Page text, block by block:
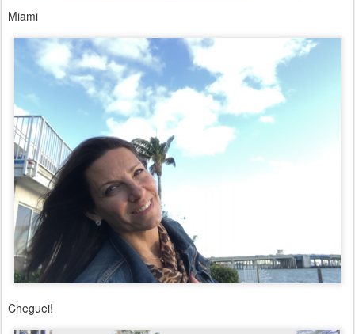
Miami
Cheguei!